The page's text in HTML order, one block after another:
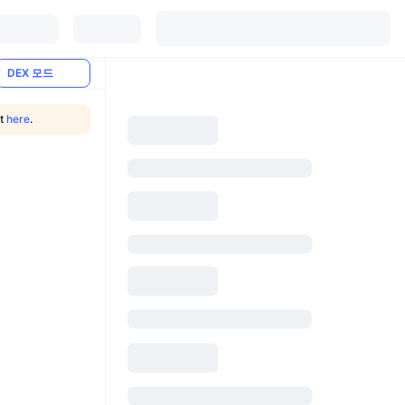
DEX 모드
here.